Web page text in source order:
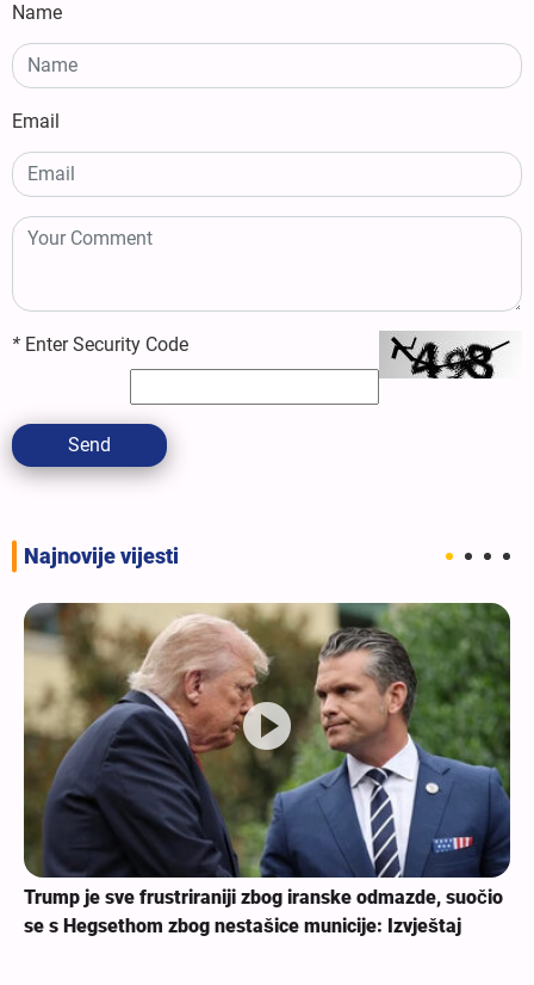
Name
Email
* Enter Security Code
Send
Najnovije vijesti
Trump je sve frustriraniji zbog iranske odmazde, suočio
se s Hegsethom zbog nestašice municije: Izvještaj